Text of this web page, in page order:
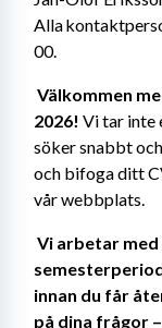
Alla
00.
Välkommen
2026! Vi tar inte
söker snabbt
och bifoga ditt
vår webbplats.
Vi arbetar
innan du får
på dina frågor